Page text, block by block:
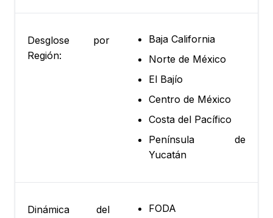
Desglose por
Región:
Baja California
Norte de México
El Bajío
Centro de México
Costa del Pacífico
Península de
Yucatán
Dinámica del
FODA